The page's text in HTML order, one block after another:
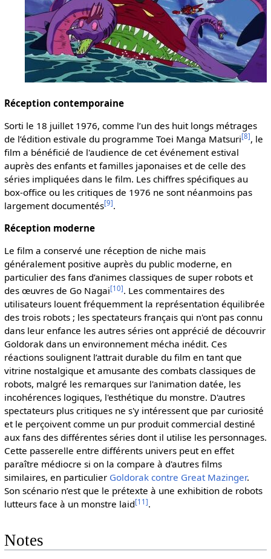
Réception contemporaine
Sorti le 18 juillet 1976, comme l’un des huit longs métrages
de l’édition estivale du programme Toei Manga Matsuri[8], le
film a bénéficié de l'audience de cet événement estival
auprès des enfants et familles japonaises et de celle des
séries impliquées dans le film. Les chiffres spécifiques au
box-office ou les critiques de 1976 ne sont néanmoins pas
largement documentés[9].
Réception moderne
Le film a conservé une réception de niche mais
généralement positive auprès du public moderne, en
particulier des fans d’animes classiques de super robots et
des œuvres de Go Nagai[10]. Les commentaires des
utilisateurs louent fréquemment la représentation équilibrée
des trois robots ; les spectateurs français qui n'ont pas connu
dans leur enfance les autres séries ont apprécié de découvrir
Goldorak dans un environnement mécha inédit. Ces
réactions soulignent l’attrait durable du film en tant que
vitrine nostalgique et amusante des combats classiques de
robots, malgré les remarques sur l'animation datée, les
incohérences logiques, l'esthétique du monstre. D'autres
spectateurs plus critiques ne s'y intéressent que par curiosité
et le perçoivent comme un pur produit commercial destiné
aux fans des différentes séries dont il utilise les personnages.
Cette passerelle entre différents univers peut en effet
paraître médiocre si on la compare à d'autres films
similaires, en particulier Goldorak contre Great Mazinger.
Son scénario n’est que le prétexte à une exhibition de robots
lutteurs face à un monstre laid[11 ].
Notes